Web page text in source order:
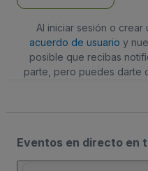
Al iniciar sesión o crear
acuerdo de usuario y
posible que recibas
parte, pero puedes darte
Eventos en directo en